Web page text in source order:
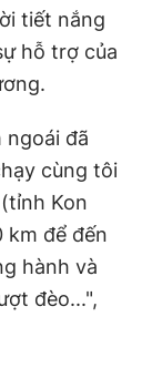
tiết nắng
hỗ trợ của
ngoái đã
cùng tôi
Kon
km để đến
hành và
đèo...",